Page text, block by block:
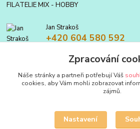
FILATELIE MIX - HOBBY
Jan Strakoš
+420 604 580 592
filatelie.mix@seznam.czZpracování
Náše stránky a partneři potřebují Váš
cookies, aby Vám mohli zobrazovat
zájmů.
Nastavení